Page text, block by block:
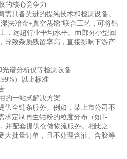
的核心竞争力
需具备先进的提纯技术和检测设备。
法冶金+真空蒸馏”联合工艺，可将钴
，远超行业平均水平。而部分小型回
导致杂质残留率高，直接影响下游产
谱分析仪等检测设备
）以上标准
的一站式解决方案
供全链条服务。例如，某上市公司不
求定制再生钴粉的粒度分布（如1-
并配套提供仓储物流服务。相比之
大批量订单，且不处理含油、含胶等